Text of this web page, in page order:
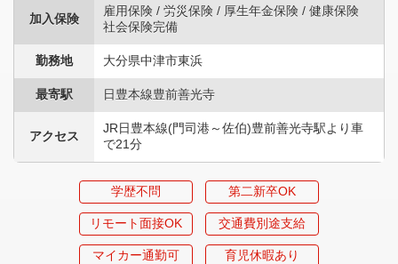
加入保険
雇用保険 / 労災保険 / 厚生年金保険 / 健康保険
社会保険完備
勤務地 大分県中津市東浜
最寄駅 日豊本線豊前善光寺
アクセス
JR日豊本線(門司港～佐伯)豊前善光寺駅より車
で21分
学歴不問 第二新卒OK
リモート面接OK 交通費別途支給
マイカー通勤可 育児休暇あり